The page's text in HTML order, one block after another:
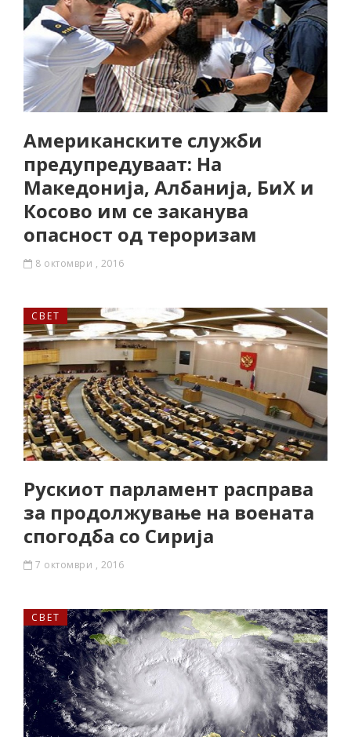
Американските служби
предупредуваат: На
Македонија, Албанија, БиХ и
Косово им се заканува
опасност од тероризам
8 октомври , 2016
СВЕТ
Рускиот парламент расправа
за продолжување на воената
спогодба со Сирија
7 октомври , 2016
СВЕТ